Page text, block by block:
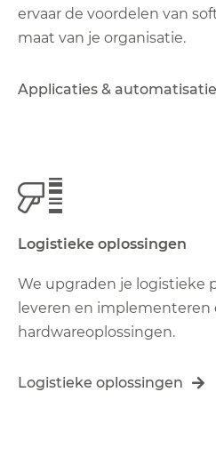
ervaar de voordelen van
maat van je organisatie.
Applicaties & automatisatie
Logistieke oplossingen
We upgraden je logistieke
leveren en implementeren
hardwareoplossingen.
Logistieke oplossingen